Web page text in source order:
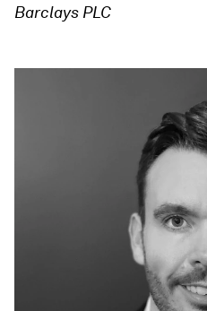
Barclays PLC